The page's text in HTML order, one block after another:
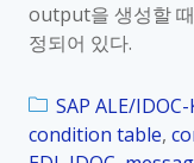
output을 생성할
정되어 있다.
SAP ALE/
condition table,